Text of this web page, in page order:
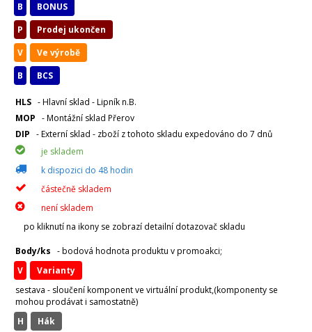
B
BONUS
P
Prodej ukončen
V
Ve výrobě
B
BCS
HLS - Hlavní sklad - Lipník n.B.
MOP - Montážní sklad Přerov
DIP - Externí sklad - zboží z tohoto skladu expedováno do 7 dnů
je skladem
k dispozici do 48 hodin
částečně skladem
není skladem
po kliknutí na ikony se zobrazí detailní dotazovač skladu
Body/ks - bodová hodnota produktu v promoakci;
v
varianty
sestava - sloučení komponent ve virtuální produkt,(komponenty se
mohou prodávat i samostatně)
H
hák